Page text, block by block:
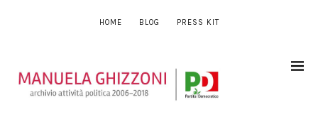
HOME BLOG PRESS KIT